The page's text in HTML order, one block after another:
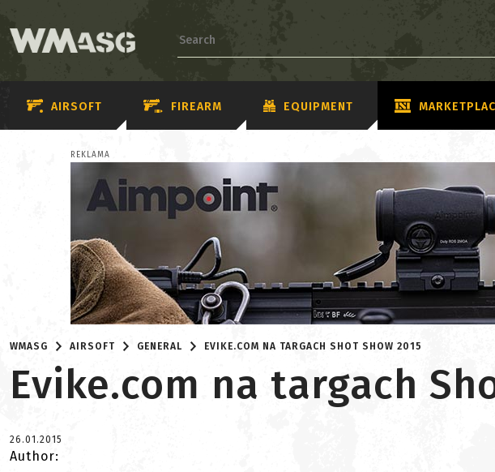
AIRSOFT FIREARM EQUIPMENT
REKLAMA
WMASG AIRSOFT GENERAL EVIKE.COM NA TARGACH SHOT SHOW 2015
Evike.com na targach
26.01.2015
Author: